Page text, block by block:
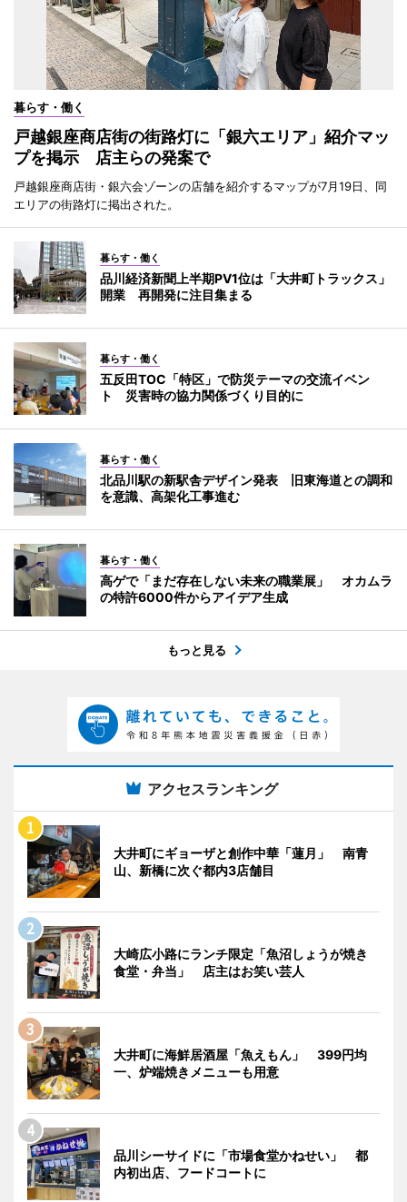
暮らす・働く
戸越銀座商店街の街路灯に「銀六エリア」紹介マッ
プを掲示 店主らの発案で
戸越銀座商店街・銀六会ゾーンの店舗を紹介するマップが7月19日、同
エリアの街路灯に掲出された。
暮らす・働く
品川経済新聞上半期PV1位は「大井町トラックス」
開業 再開発に注目集まる
暮らす・働く
五反田TOC「特区」で防災テーマの交流イベン
ト 災害時の協力関係づくり目的に
暮らす・働く
北品川駅の新駅舎デザイン発表 旧東海道との調和
を意識、高架化工事進む
暮らす・働く
高ゲで「まだ存在しない未来の職業展」 オカムラ
の特許6000件からアイデア生成
もっと見る
アクセスランキング
大井町にギョーザと創作中華「蓮月」 南青
山、新橋に次ぐ都内3店舗目
大崎広小路にランチ限定「魚沼しょうが焼き
食堂・弁当」 店主はお笑い芸人
大井町に海鮮居酒屋「魚えもん」 399円均
一、炉端焼きメニューも用意
品川シーサイドに「市場食堂かねせい」 都
内初出店、フードコートに